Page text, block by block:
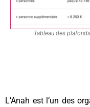
Tableau des
L’Anah est l’un des